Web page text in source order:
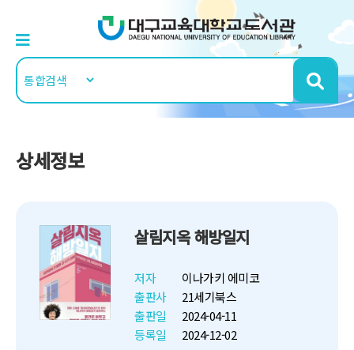
상세정보
살림지옥 해방일지
저자
이나가키 에미코
출판사
21세기북스
출판일
2024-04-11
등록일
2024-12-02